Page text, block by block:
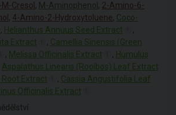
Cresol , M-Aminophenol , 2-Amino-6-
, 4-Amino-2-Hydroxytoluene, Coco-
, Helianthus Annuus Seed Extract
,
Extract
, Camellia Sinensis (Green
, Melissa Officinalis Extract , Humulus
Aspalathus Linearis (Rooibos) Leaf Extract
Root Extract , Cassia Angustifolia Leaf
Officinalis Extract